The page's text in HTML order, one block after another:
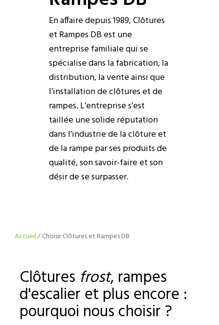
En affaire depuis 1989, Clôtures
et Rampes DB est une
entreprise familiale qui se
spécialise dans la fabrication, la
distribution, la vente ainsi que
l’installation de clôtures et de
rampes. L’entreprise s’est
taillée une solide réputation
dans l’industrie de la clôture et
de la rampe par ses produits de
qualité, son savoir-faire et son
désir de se surpasser.
Accueil/Choisir Clôtures et Rampes DB
Clôtures frost, rampes
d'escalier et plus encore :
pourquoi nous choisir ?